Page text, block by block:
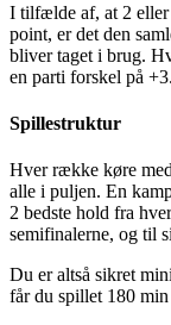
I tilfælde af, at 2 eller
point, er det den
bliver taget i brug.
en parti forskel på +3.
Spillestruktur
Hver række køre
alle i puljen. En
2 bedste hold fra
semifinalerne, og til
Du er altså sikret
får du spillet 180